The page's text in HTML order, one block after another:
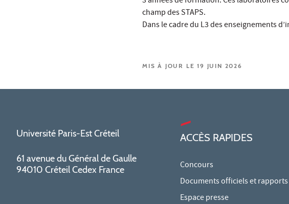
champ des STAPS.
Dans le cadre du L3 des enseignements
MIS À JOUR LE 19 JUIN 2026
Université Paris-Est Créteil
61 avenue du Général de Gaulle
94010 Créteil Cedex France
ACCÈS RAPIDES
Concours
Documents officiels et rapports
Espace presse